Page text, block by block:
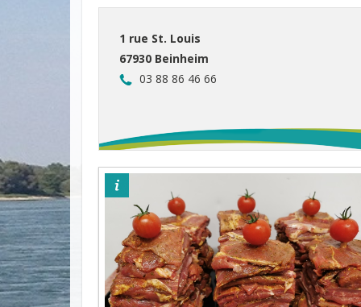
1 rue St. Louis
67930 Beinheim
03 88 86 46 66